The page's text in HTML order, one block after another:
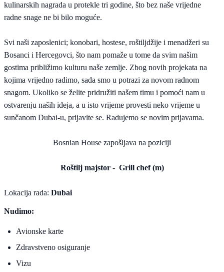
kulinarskih nagrada u protekle tri godine, što bez naše vrijedne
radne snage ne bi bilo moguće.
Svi naši zaposlenici; konobari, hostese, roštiljdžije i menadžeri su
Bosanci i Hercegovci, što nam pomaže u tome da svim našim
gostima približimo kulturu naše zemlje. Zbog novih projekata na
kojima vrijedno radimo, sada smo u potrazi za novom radnom
snagom. Ukoliko se želite pridružiti našem timu i pomoći nam u
ostvarenju naših ideja, a u isto vrijeme provesti neko vrijeme u
sunčanom Dubai-u, prijavite se. Radujemo se novim prijavama.
Bosnian House zapošljava na poziciji
Roštilj majstor - Grill chef (m)
Lokacija rada: Dubai
Nudimo:
Avionske karte
Zdravstveno osiguranje
Vizu